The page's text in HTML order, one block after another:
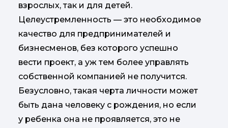
взрослых, так и для детей.
Целеустремленность — это необходимое
качество для предпринимателей и
бизнесменов, без которого успешно
вести проект, а уж тем более управлять
собственной компанией не получится.
Безусловно, такая черта личности может
быть дана человеку с рождения, но если
у ребенка она не проявляется, это не